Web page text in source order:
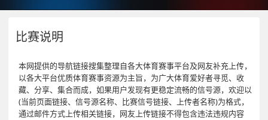
比赛说明
本网提供的导航链接搜集整理自各大体育赛事平台及网友补充上传，
以各大平台优质体育赛事资源为主旨，为广大体育爱好者寻觅、收
藏、分享、集合而成，如果用户发现有更稳定流畅的信号源，欢迎以
(当前页面链接、信号源名称、比赛信号链接、上传者名称)为格式，
通过邮件方式上传相关链接，网友上传链接不得包含违法违规内容